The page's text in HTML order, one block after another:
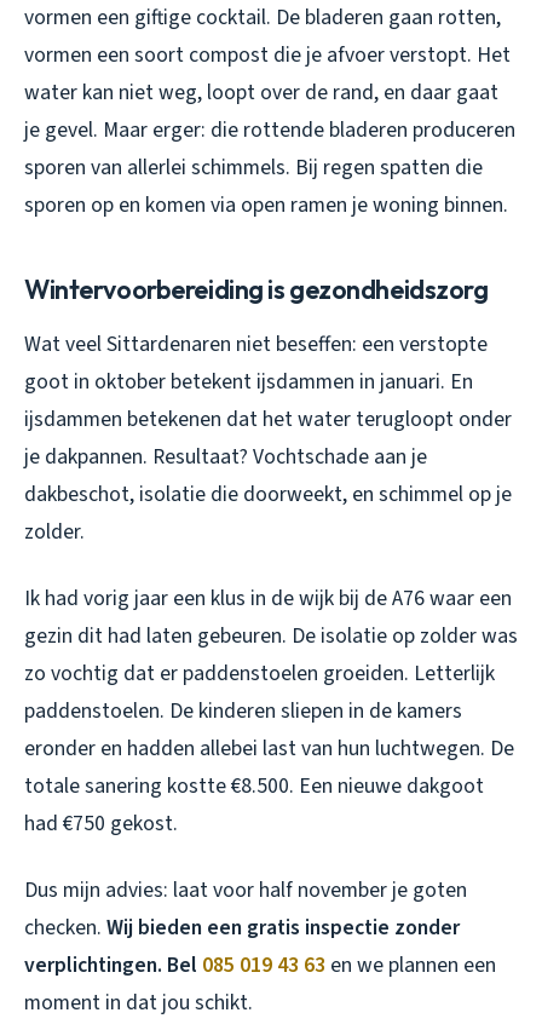
vormen een giftige cocktail. De bladeren gaan rotten,
vormen een soort compost die je afvoer verstopt. Het
water kan niet weg, loopt over de rand, en daar gaat
je gevel. Maar erger: die rottende bladeren produceren
sporen van allerlei schimmels. Bij regen spatten die
sporen op en komen via open ramen je woning binnen.
Wintervoorbereiding is gezondheidszorg
Wat veel Sittardenaren niet beseffen: een verstopte
goot in oktober betekent ijsdammen in januari. En
ijsdammen betekenen dat het water terugloopt onder
je dakpannen. Resultaat? Vochtschade aan je
dakbeschot, isolatie die doorweekt, en schimmel op je
zolder.
Ik had vorig jaar een klus in de wijk bij de A76 waar een
gezin dit had laten gebeuren. De isolatie op zolder was
zo vochtig dat er paddenstoelen groeiden. Letterlijk
paddenstoelen. De kinderen sliepen in de kamers
eronder en hadden allebei last van hun luchtwegen. De
totale sanering kostte €8.500. Een nieuwe dakgoot
had €750 gekost.
Dus mijn advies: laat voor half november je goten
checken. Wij bieden een gratis inspectie zonder
verplichtingen. Bel 085 019 43 63 en we plannen een
moment in dat jou schikt.